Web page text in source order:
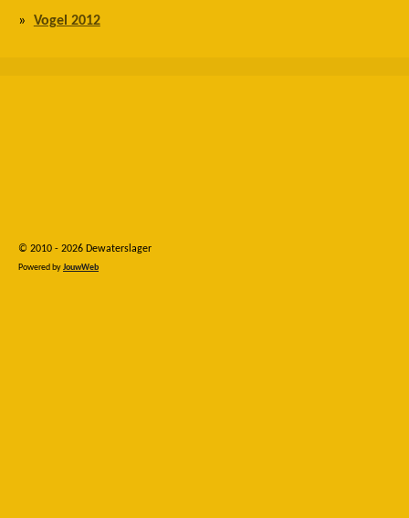
Vogel 2012
© 2010 - 2026 Dewaterslager
Powered byJouwWeb